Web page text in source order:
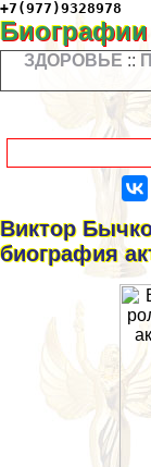
+7(977)9328978
ЗДОРОВЬЕ ::
Виктор
биография